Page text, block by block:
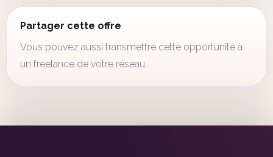
Partager cette offre
Vous pouvez aussi transmettre cette opportunité à
un freelance de votre réseau.